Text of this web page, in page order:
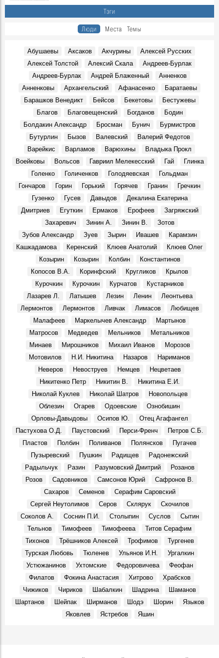
В Ульяновске презентовали издание, посвящённое
епископу Симбирскому и Сызранскому Гурию
Показали книги семьи Языковых и книги с автографами
Герои, 16 Марта 1803
К100-летию со дня рождения краеведа и исследователя
Венедикта Барашкова. Видео Дворца книги
Герои, 17 Марта 1926
Большой театр в Симбирске-Ульяновске? Именно так
Места, 27 Марта 1920
В Ульяновске умер Заслуженный тренер России
Геннадий Климов
Герои, 31 Марта 2026
вопроса — 1,9 млн рублей
Места, 31 Апреля 2026
В Доме Гончарова проводят экскурсии при свете
старинной лампы
Покажут подлинные автографы космонавтов, документы
События, 10 Апреля 2026
В Музее изобразительного искусства XX-XXI вв.
откроется юбилейная выставка Аркадия Егуткина
События, 2 Апреля 2026
День работника культуры. Луиза Баюра – 55 лет в
Художественном музее! Видео
Крылья. Музей «Симбирская фотография» показывает
уникальные кадры из семейного архива Юрия
Белозёрова, посвящённые авиации
События, 12 Марта 2026
Перекресток улиц Минаева и 12 Сентября, 1970-е
Фото, 1 Июня 1974
Судьба кавалера. Князь Сергей Михайлович Баратаев
Герои, 21 Октября 1861
От Дворца бракосочетаний до Дома техники
Димитровградскому драматическому театру им. А. Н.
Места, 28 Марта 2026
Презентовали новую книгу краеведа Петра Ермошина
«Село Юлово и его окрестности»
События, 24 Марта 2026
Тэги
Люди Места Темы
Абушаевы Аксаков Акчурины
Алексей Русских
Алексей Толстой
Алексий Скала
Андреев-Бурлак
Андреев-Бурлак
Андрей Блаженный
Анненков
Анненковы
Архангельский Афанасенко
Баратаевы
Барашков Венедикт
Бейсов Бекетовы
Бестужевы
Благов
Благовещенский Богданов
Бодин
Болдакин Александр
Бросман Бунич
Бурмистров
Бутурлин
Бызов Валевский
Валерий Федотов
Варейкис
Варламов Варюхины
Владыка Прокл
Воейковы
Вольсов Гавриил Мелекесский Гай
Глинка
Голенко
Голиченков Голодяевская
Гольдман
Гончаров
Горин Горький Горячев Гранин
Гречкин
Гузенко
Гусев Давыдов
Декалина Екатерина
Дмитриев
Егуткин Ермаков Ерофеев
Загряжский
Захаревич
Зинин А. Зинин В.
Зотов
Зубов Александр
Зуев Зырин Ивашев
Карамзин
Кашкадамова
Керенский Клюев Анатолий
Клюев Олег
Козырин
Козырин Колбин
Константинов
Копосов В.А.
Коринфский Кругликов
Крылов
Курочкин
Курочкин Курчатов
Кустарников
Лазарев Л.
Латышев Лезин Ленин
Леонтьева
Лермонтов
Лермонтов Ливчак Лимасов
Любищев
Малафеев
Маркелычев Александр
Мартынов
Матросов
Медведев Мельников
Метальников
Минаев
Мирошников Михаил Иванов
Морозов
Мотовилов
Н.И. Никитина Назаров
Нариманов
Неверов
Невоструев Немцев
Нецветаев
Никитенко Петр
Никитин В.
Никитина Е.И.
Николай Куклев
Николай Шатров
Новопольцев
Облезин
Огарев Одоевские
Ознобишин
Орловы-Давыдовы
Осипов Ю.
Отец Агафангел
Пастухова О.Д.
Паустовский Перси-Френч
Петров С.Б.
Пластов
Полбин Поливанов Полянсков
Пугачев
Пузыревский
Пушкин Радищев
Радонежский
Радыльчук
Разин Разумовский Дмитрий
Розанов
Розов
Садовников Самсонов Юрий
Сафронов В.
Сахаров
Семенов
Серафим Саровский
Сергей Неутолимов
Серов Склярук
Скочилов
Соколов А.
Соснин П.И. Столыпин Суслов
Сытин
Тельнов
Тимофеев Тимофеева
Титов Серафим
Тихонов
Трёшников Алексей Трофимов
Тургенев
Турская Любовь
Тюленев Ульянов И.Н.
Ургалкин
Устюжанинов
Ухтомские Федоровичева
Феофан
Филатов
Фокина Анастасия Хитрово
Храбсков
Чижиков
Чириков Шабалкин Шадрина
Шаманов
Шартанов
Шейпак Ширманов Шодэ Шорин
Языков
Яковлев
Ястребов Яшин